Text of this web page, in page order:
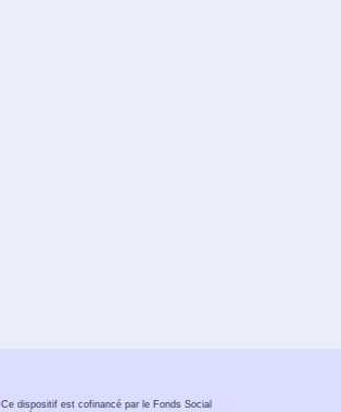
Ce dispositif est cofinancé par le Fonds Social